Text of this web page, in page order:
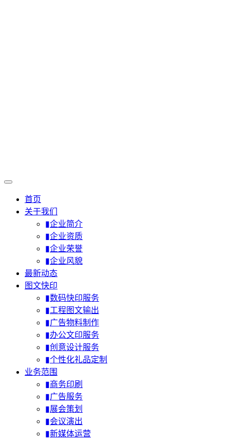
首页
关于我们
▮企业简介
▮企业资质
▮企业荣誉
▮企业风貌
最新动态
图文快印
▮数码快印服务
▮工程图文输出
▮广告物料制作
▮办公文印服务
▮创意设计服务
▮个性化礼品定制
业务范围
▮商务印刷
▮广告服务
▮展会策划
▮会议演出
▮新媒体运营